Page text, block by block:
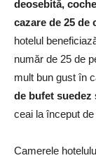
deosebită,
cazare de 25 de
hotelul
număr de 25 de
mult bun gust în
de bufet suedez
ceai la început de
Camerele